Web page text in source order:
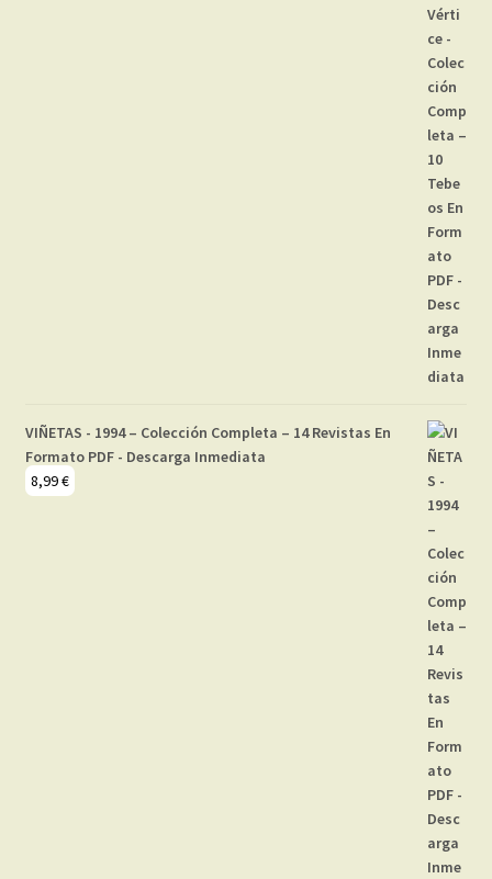
VIÑETAS - 1994 – Colección Completa – 14 Revistas En
Formato PDF - Descarga Inmediata
8,99€